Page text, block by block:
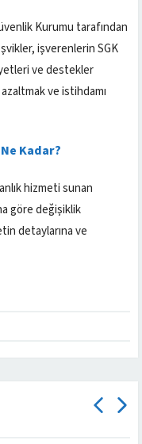
Kurumu tarafından
işverenlerin SGK
ve destekler
ve istihdamı
Kadar?
hizmeti sunan
göre değişiklik
detaylarına ve